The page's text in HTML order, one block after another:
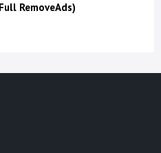
RemoveAds)